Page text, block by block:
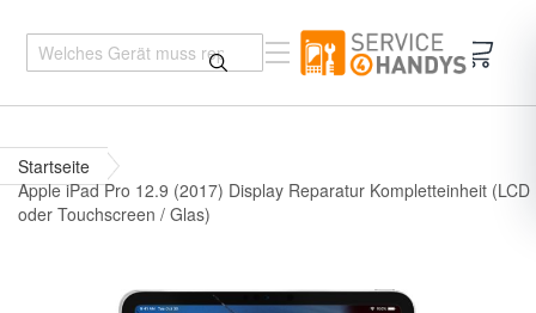
Startseite
Apple iPad Pro 12.9 (2017) Display Reparatur Kompletteinheit (LCD
oder Touchscreen / Glas)